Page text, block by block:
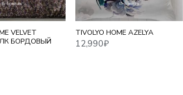
VELVET
БОРДОВЫЙ
TIVOLYO HOME AZELYA